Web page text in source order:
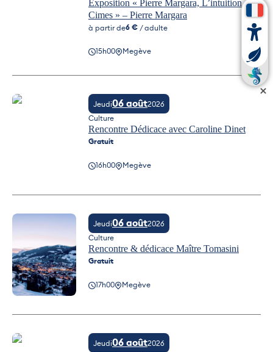
Exposition « Pierre Margara, L’intuition des
Cimes » – Pierre Margara
à partir de6 € / adulte
15h00 Megève
Exposition « Pierre Margara, L’intuition des Cimes » – Pierre
Rencontre Dédicace avec Caroline Dinet
Gratuit
16h00 Megève
Jeudi06 août2026
Culture
Rencontre & dédicace Maître Tomasini
Gratuit
17h00 Megève
Jeudi06 août2026
Culture
Jeudi06 août2026